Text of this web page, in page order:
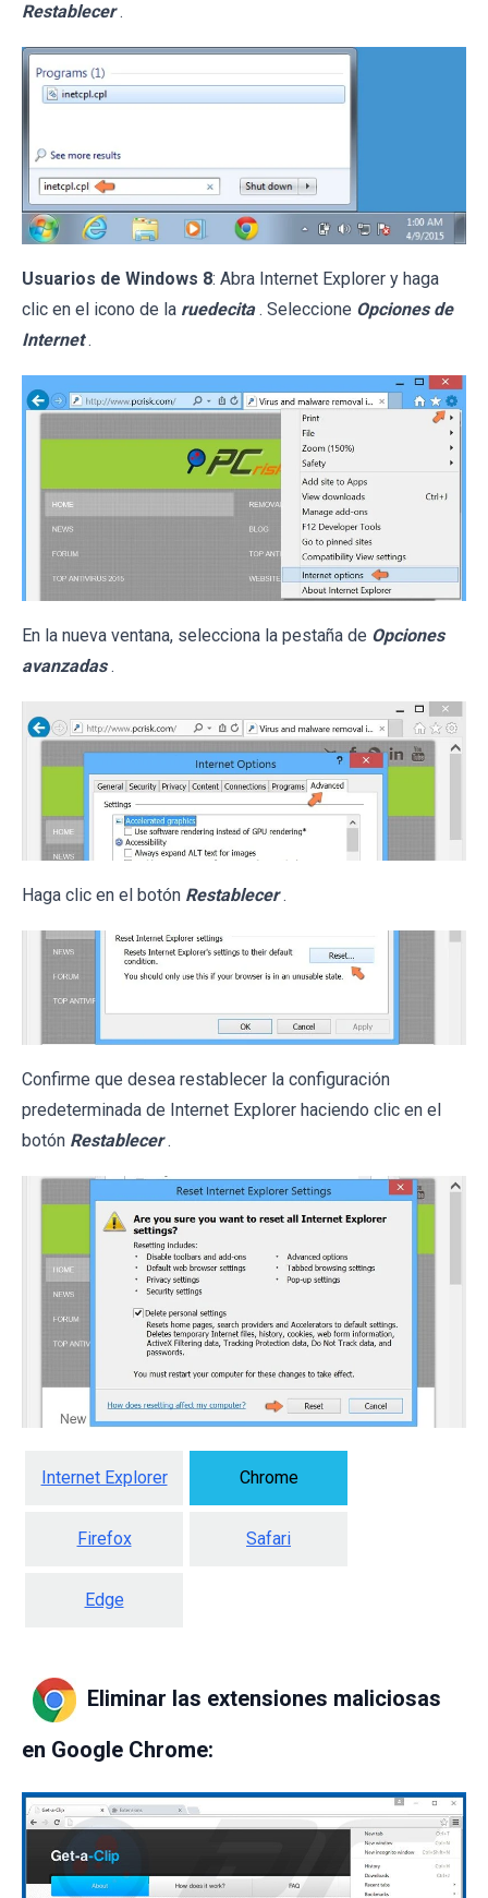
Restablecer .
Usuarios de Windows 8: Abra Internet Explorer y haga
clic en el icono de la ruedecita . Seleccione Opciones de
Internet .
En la nueva ventana, selecciona la pestaña de Opciones
avanzadas .
Haga clic en el botón Restablecer .
Confirme que desea restablecer la configuración
predeterminada de Internet Explorer haciendo clic en el
botón Restablecer .
Internet Explorer Chrome
Firefox Safari
Edge
Eliminar las extensiones maliciosas
en Google Chrome: